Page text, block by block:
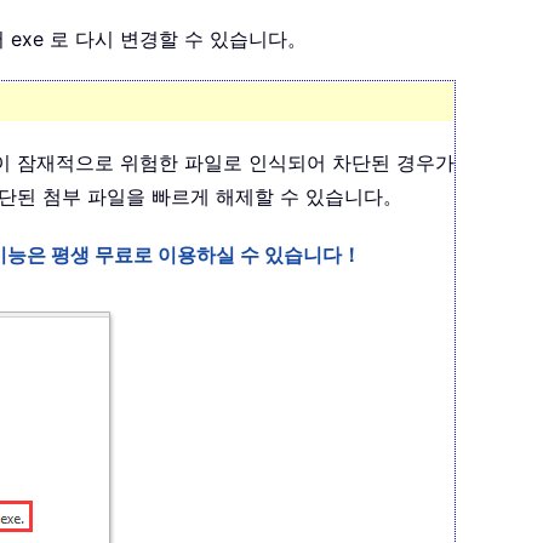
로 다시 변경할 수 있습니다。
잠재적으로 위험한 파일로 인식되어 차단된 경우가
첨부 파일을 빠르게 해제할 수 있습니다。
은 평생 무료로 이용하실 수 있습니다！